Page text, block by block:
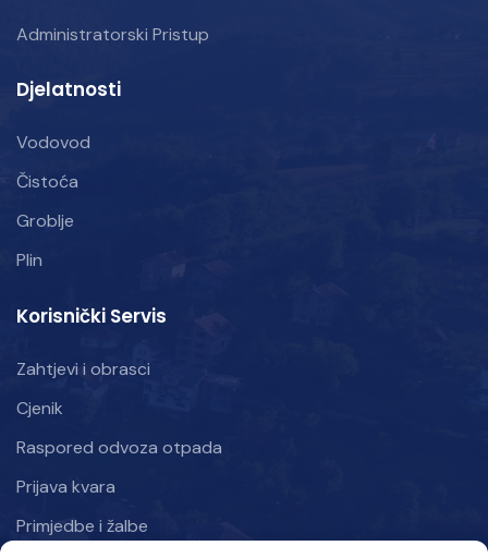
Administratorski Pristup
Djelatnosti
Vodovod
Čistoća
Groblje
Plin
Korisnički Servis
Zahtjevi i obrasci
Cjenik
Raspored odvoza otpada
Prijava kvara
Primjedbe i žalbe